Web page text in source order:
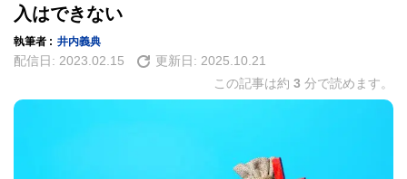
入はできない
執筆者 : 井内義典
配信日: 2023.02.15 更新日: 2025.10.21
この記事は約 3 分で読めます。